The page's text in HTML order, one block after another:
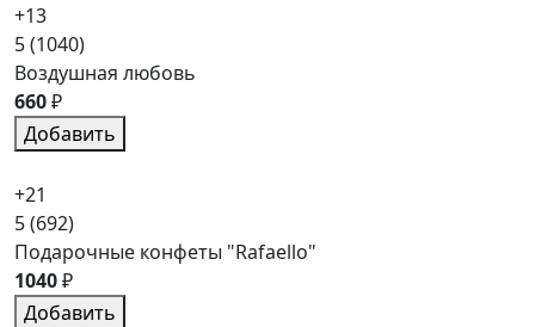
+13
5(1040)
Воздушная любовь
660₽
Добавить
+21
5(692)
Подарочные конфеты "Rafaello"
1040₽
Добавить